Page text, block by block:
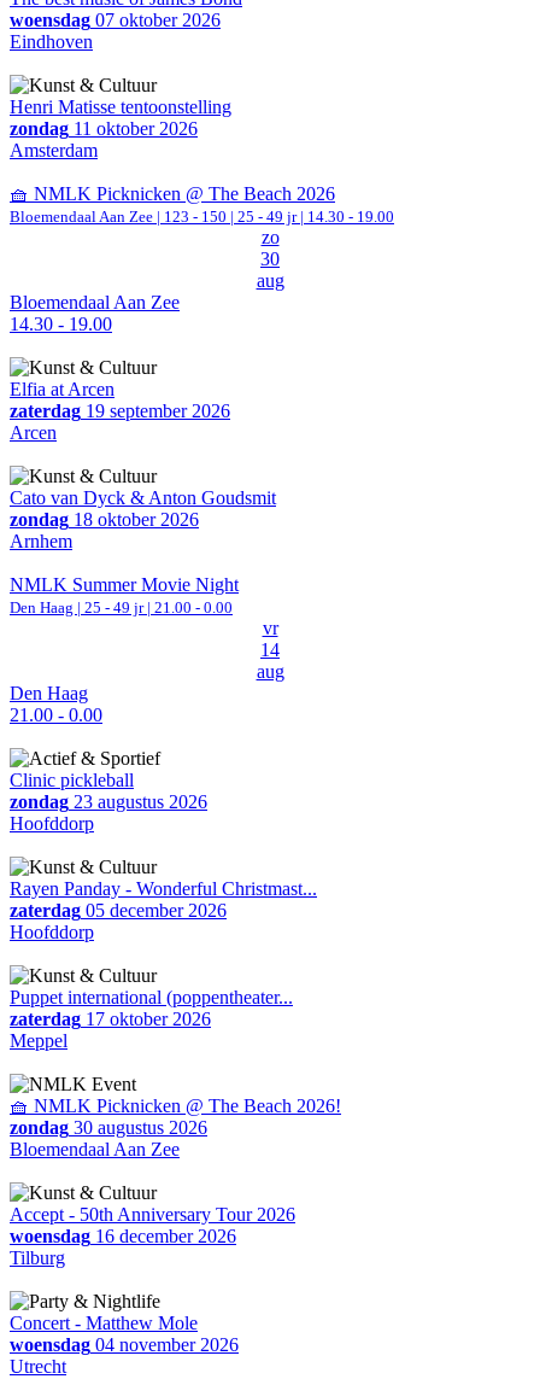
woensdag 07 oktober 2026
Eindhoven
Henri Matisse tentoonstelling
zondag 11 oktober 2026
Amsterdam
🧺 NMLK Picknicken @ The Beach 2026
Bloemendaal Aan Zee | 123 - 150 | 25 - 49 jr | 14.30 - 19.00
zo
30
aug
Bloemendaal Aan Zee
14.30 - 19.00
Elfia at Arcen
zaterdag 19 september 2026
Arcen
Cato van Dyck & Anton Goudsmit
zondag 18 oktober 2026
Arnhem
NMLK Summer Movie Night
Den Haag | 25 - 49 jr | 21.00 - 0.00
vr
14
aug
Den Haag
21.00 - 0.00
Clinic pickleball
zondag 23 augustus 2026
Hoofddorp
Rayen Panday - Wonderful Christmast...
zaterdag 05 december 2026
Hoofddorp
Puppet international (poppentheater...
zaterdag 17 oktober 2026
Meppel
🧺 NMLK Picknicken @ The Beach 2026!
zondag 30 augustus 2026
Bloemendaal Aan Zee
Accept - 50th Anniversary Tour 2026
woensdag 16 december 2026
Tilburg
Concert - Matthew Mole
woensdag 04 november 2026
Utrecht